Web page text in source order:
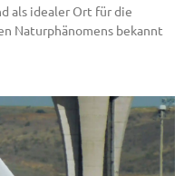
als idealer Ort für die
Naturphänomens bekannt